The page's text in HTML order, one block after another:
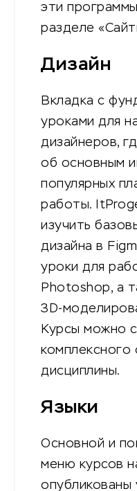
эти
разделе
Дизайн
Вкладка с
уроками для
дизайнеров,
об основным
популярных
работы.
изучить
дизайна в
уроки для
Photoshop, а
3D-
Курсы можно
комплексного
дисциплины.
Языки
Основной и
меню курсов
опубликованы